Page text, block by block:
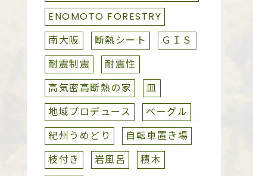
ENOMOTO FORESTRY
南大阪
断熱シート
ＧＩＳ
耐震制震
耐震性
高気密高断熱の家
皿
地域プロデュース
ベーグル
紀州うめどり
自転車置き場
枝付き
岩風呂
積木